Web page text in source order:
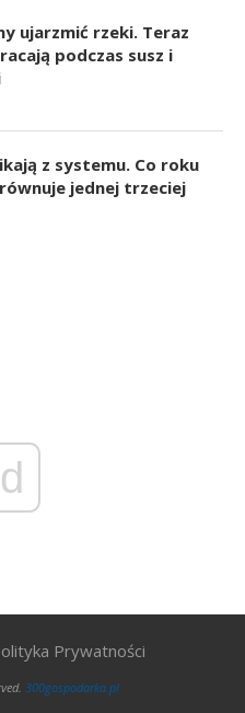
ujarzmić rzeki. Teraz
podczas susz i
z systemu. Co roku
jednej trzeciej
Prywatności
300gospodarka.pl